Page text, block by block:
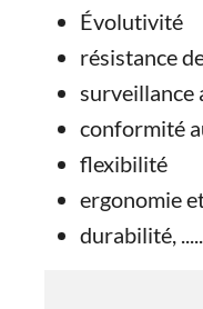
Évolutivité
résistance
surveillance
conformité
flexibilité
ergonomie
durabilité, .....